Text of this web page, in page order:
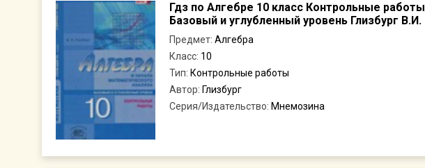
Гдз по Алгебре 10 класс Контрольные работы
Базовый и углубленный уровень Глизбург В.И.
Предмет: Алгебра
Класс: 10
Тип: Контрольные работы
Автор: Глизбург
Серия/Издательство: Мнемозина